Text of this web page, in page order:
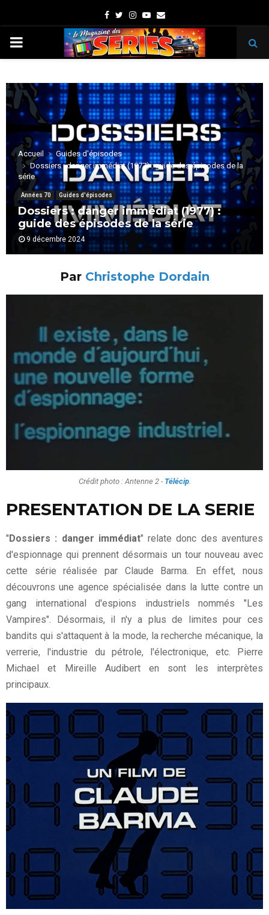
Facebook
TwitterInstagram
Youtube
Email
PRIMARY
Accueil
Guides d'épisodes
Dossiers : danger immédiat (1977) : guide des épisodes de la
série
Années 70 Guides d'épisodes
Dossiers : danger immédiat (1977) :
guide des épisodes de la série
9 décembre 2024
Par Christophe Dordain
Crédit photo : Antenne 2 - Télécip.
PRESENTATION DE LA SERIE
" Dossiers : danger immédiat" relate donc des aventures
d'espionnage qui prennent désormais un tour nouveau avec
cette série réalisée par Claude Barma. En effet, nous
découvrons une agence spécialisée dans la lutte contre un
gang international d'espions industriels nommés "Les
Vampires". Désormais, il n'y a plus de limites pour ces
bandits qui s'attaquent à la mode, la recherche mécanique, la
verrerie, l'industrie du pétrole, l'électronique, etc. Pierre
Michael et Mireille Audibert en sont les interprètes
principaux.